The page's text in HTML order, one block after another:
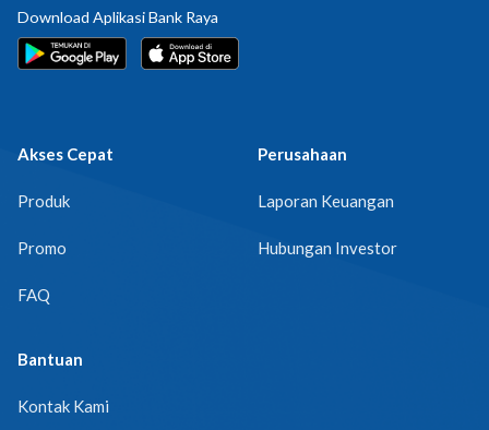
Download Aplikasi Bank Raya
Akses Cepat
Produk
Promo
FAQ
Perusahaan
Laporan Keuangan
Hubungan Investor
Bantuan
Kontak Kami